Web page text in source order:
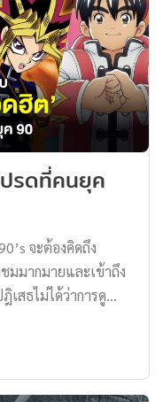
ป็นทั้งแร็ปเปอร์, นัก
ลง เกิดวันที่ 4
อร์ก สหรัฐอเมริกา
จะไปเติบโตที่เมือง
ะเรียนหนังสือที่
วัล “Most […]
รดที่คนยุค
จะต้องคิดถึง
มากมายและเข้าถึง
เสธไม่ได้ว่าการดู
าทุกคนย้อนเวลาไปดู
ยผ่านหน้าจอกันครับ
จ้าปัญญา อิคคิวซัง